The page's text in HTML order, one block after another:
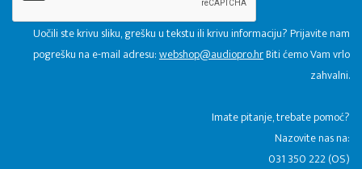
Uočili ste krivu sliku, grešku u tekstu ili krivu informaciju? Prijavite nam
pogrešku na e-mail adresu:webshop@audiopro.hrBiti ćemo Vam vrlo
zahvalni.
​Imate pitanje, trebate pomoć?
Nazovite nas na:
031 350 222 (OS)